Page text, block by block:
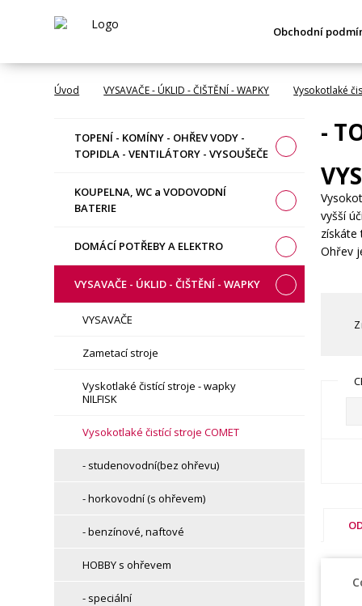
Obchodní
Úvod VYSAVAČE - ÚKLID - ČIŠTĚNÍ - WAPKY Vysokotlaké
TOPENÍ - KOMÍNY - OHŘEV VODY -
TOPIDLA - VENTILÁTORY - VYSOUŠEČE
KOUPELNA, WC a VODOVODNÍ
BATERIE
DOMÁCÍ POTŘEBY A ELEKTRO
VYSAVAČE - ÚKLID - ČIŠTĚNÍ - WAPKY
VYSAVAČE
Zametací stroje
Vyskotlaké čistící stroje - wapky
NILFISK
Vysokotlaké čistící stroje COMET
- studenovodní(bez ohřevu)
- horkovodní (s ohřevem)
- benzínové, naftové
HOBBY s ohřevem
- speciální
-
vyšší
získáte
Ohřev